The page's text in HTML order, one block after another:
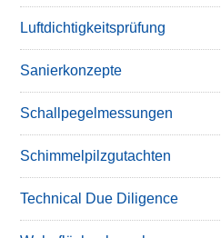
Luftdichtigkeitsprüfung
Sanierkonzepte
Schallpegelmessungen
Schimmelpilzgutachten
Technical Due Diligence